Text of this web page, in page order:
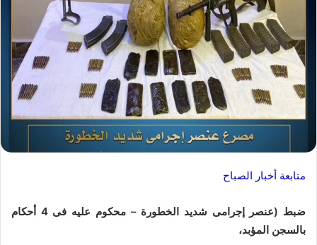
متابعة أخبار الصباح
ضبط (عنصر إجرامى شديد الخطورة – محكوم عليه فى 4 أحكام
بالسجن المؤبد،